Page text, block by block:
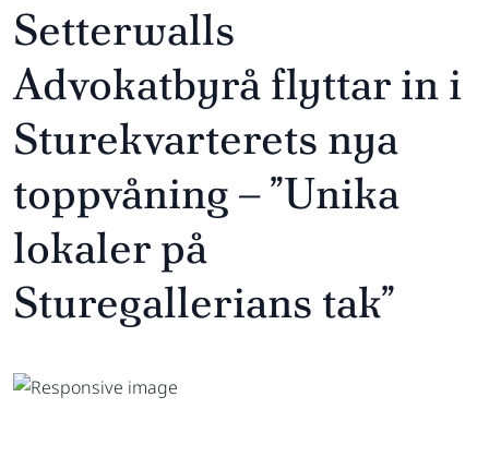
Setterwalls
Advokatbyrå flyttar in i
Sturekvarterets nya
toppvåning – ”Unika
lokaler på
Sturegallerians tak”